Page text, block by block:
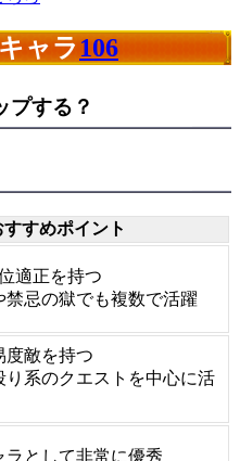
ャラ106
プする？
すすめポイント
適正を持つ
禁忌の獄でも複数で活躍
度敵を持つ
り系のクエストを中心に活
ラとして非常に優秀